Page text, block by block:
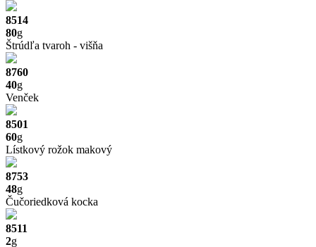
8514
80g
Štrúdľa tvaroh - višňa
8760
40g
Venček
8501
60g
Lístkový rožok makový
8753
48g
Čučoriedková kocka
8511
2g